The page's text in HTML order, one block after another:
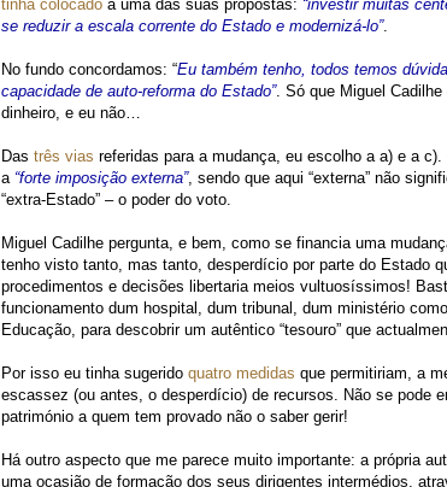
tinha colocado a uma das suas propostas: “investir muitas
se reduzir a escala corrente do Estado e modernizá-lo”.
No fundo concordamos: “Eu também tenho, todos temos
capacidade de auto-reforma do Estado”. Só que Miguel
dinheiro, e eu não…
Das três vias referidas para a mudança, eu escolho a a) e a
a “forte imposição externa”, sendo que aqui “externa” não
“extra-Estado” – o poder do voto.
Miguel Cadilhe pergunta, e bem, como se financia uma
tenho visto tanto, mas tanto, desperdício por parte do Estado
procedimentos e decisões libertaria meios vultuosíssimos!
funcionamento dum hospital, dum tribunal, dum ministério
Educação, para descobrir um autêntico “tesouro” que
Por isso eu tinha sugerido quatro medidas que permitiriam, a
escassez (ou antes, o desperdício) de recursos. Não se pode
património a quem tem provado não o saber gerir!
Há outro aspecto que me parece muito importante: a própria
uma ocasião de formação dos seus dirigentes intermédios,